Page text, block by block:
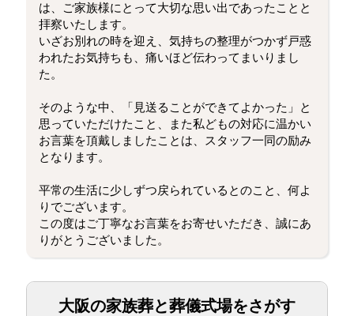
は、ご家族様にとって大切な思い出であったことと
拝察いたします。
いざお別れの時を迎え、気持ちの整理がつかず戸惑
われたお気持ちも、痛いほど伝わってまいりまし
た。
そのような中、「見送ることができてよかった」と
思っていただけたこと、また私どもの対応に温かい
お言葉を頂戴しましたことは、スタッフ一同の励み
となります。
平常の生活に少しずつ戻られているとのこと、何よ
りでございます。
この度はご丁寧なお言葉をお寄せいただき、誠にあ
りがとうございました。
大阪の家族葬と葬儀式場をさがす